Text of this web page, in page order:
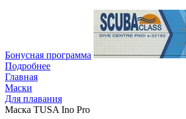
Бонусная программа
Подробнее
Главная
Маски
Для плавания
Маска TUSA Ino Pro